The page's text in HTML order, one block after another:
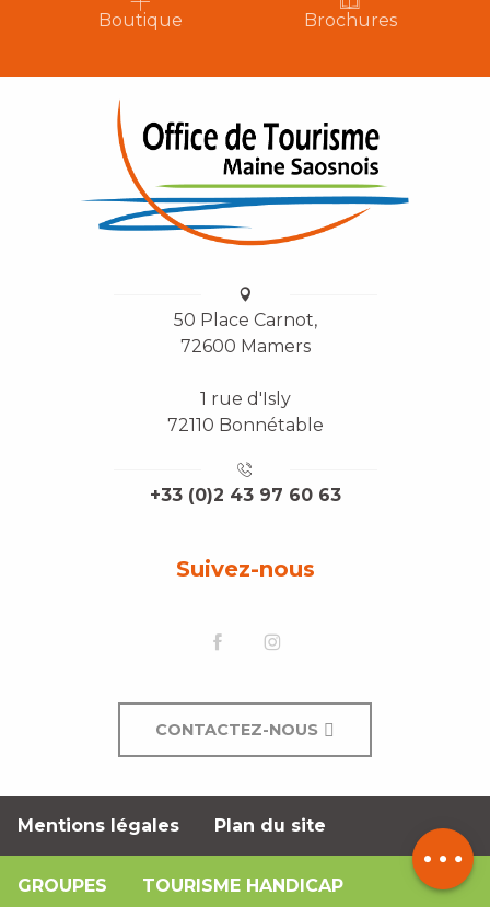
Description
Boutique Brochures
50 Place Carnot,
72600 Mamers
1 rue d'Isly
72110 Bonnétable
+33 (0)2 43 97 60 63
Suivez-nous
CONTACTEZ-NOUS
Mentions légales Plan du site
GROUPES TOURISME HANDICAP